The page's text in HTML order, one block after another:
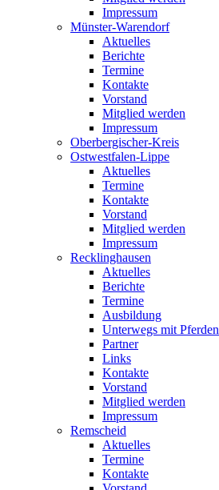
Impressum
Münster-Warendorf
Aktuelles
Berichte
Termine
Kontakte
Vorstand
Mitglied werden
Impressum
Oberbergischer-Kreis
Ostwestfalen-Lippe
Aktuelles
Termine
Kontakte
Vorstand
Mitglied werden
Impressum
Recklinghausen
Aktuelles
Berichte
Termine
Ausbildung
Unterwegs mit Pferden
Partner
Links
Kontakte
Vorstand
Mitglied werden
Impressum
Remscheid
Aktuelles
Termine
Kontakte